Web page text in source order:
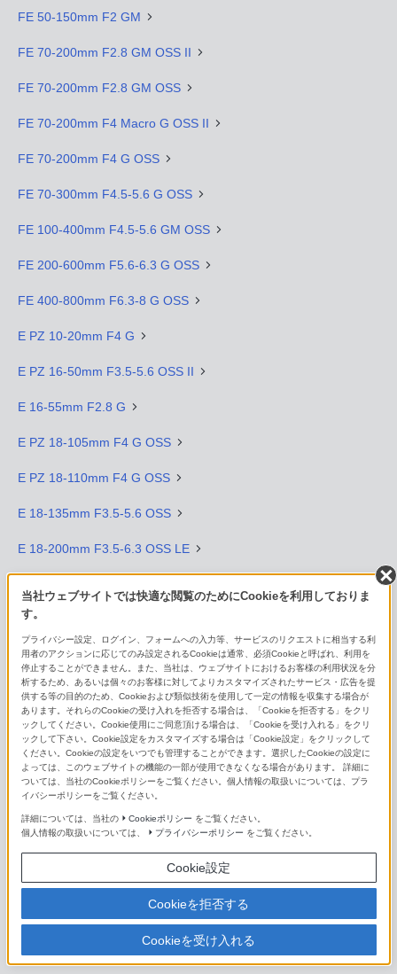
FE 50-150mm F2 GM
FE 70-200mm F2.8 GM OSS II
FE 70-200mm F2.8 GM OSS
FE 70-200mm F4 Macro G OSS II
FE 70-200mm F4 G OSS
FE 70-300mm F4.5-5.6 G OSS
FE 100-400mm F4.5-5.6 GM OSS
FE 200-600mm F5.6-6.3 G OSS
FE 400-800mm F6.3-8 G OSS
E PZ 10-20mm F4 G
E PZ 16-50mm F3.5-5.6 OSS II
E 16-55mm F2.8 G
E PZ 18-105mm F4 G OSS
E PZ 18-110mm F4 G OSS
E 18-135mm F3.5-5.6 OSS
E 18-200mm F3.5-6.3 OSS LE
E 55-210mm F4.5-6.3 OSS
E 70-350mm F4.5-6.3 G OSS
単焦点レンズ（Eマウント用）
FE 14mm F1.8 GM
FE 16mm F1.8 G
FE 20mm F1.8 G
FE 24mm F1.4 GM
当社ウェブサイトでは快適な閲覧のためにCookieを利用しておりま
す。
プライバシー設定、ログイン、フォームへの入力等、サービスのリクエストに相当する利
用者のアクションに応じてのみ設定されるCookieは通常、必須Cookieと呼ばれ、利用を
停止することができません。また、当社は、ウェブサイトにおけるお客様の利用状況を分
析するため、あるいは個々のお客様に対してよりカスタマイズされたサービス・広告を提
供する等の目的のため、Cookieおよび類似技術を使用して一定の情報を収集する場合が
あります。それらのCookieの受け入れを拒否する場合は、「Cookieを拒否する」をクリ
ックしてください。Cookie使用にご同意頂ける場合は、「Cookieを受け入れる」をクリ
ックして下さい。Cookie設定をカスタマイズする場合は「Cookie設定」をクリックして
ください。Cookieの設定をいつでも管理することができます。選択したCookieの設定に
よっては、このウェブサイトの機能の一部が使用できなくなる場合があります。 詳細に
ついては、当社のCookieポリシーをご覧ください。個人情報の取扱いについては、プラ
イバシーポリシーをご覧ください。
詳細については、当社の Cookieポリシー をご覧ください。
個人情報の取扱いについては、
プライバシーポリシー をご覧ください。
Cookie設定
Cookieを拒否する
Cookieを受け入れる